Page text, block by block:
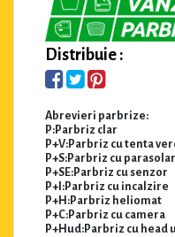
Distribuie :
Abrevieri parbrize:
P:Parbriz clar
P+V:Parbriz cu tenta
P+S:Parbriz cu parasolar
P+SE:Parbriz cu senzor
P+I:Parbriz cu incalzire
P+H:Parbriz heliomat
P+C:Parbriz cu camera
P+Hud:Parbriz cu head